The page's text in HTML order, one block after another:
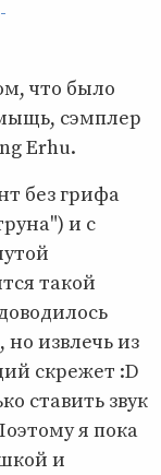
что было
сэмплер
Erhu.
без грифа
и с
такой
извлечь из
скрежет :D
ставить звук
я пока
и